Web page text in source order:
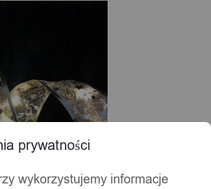
prywatności
wykorzystujemy informacje